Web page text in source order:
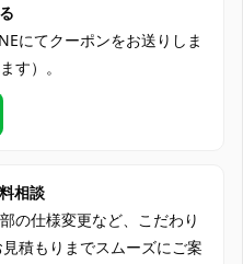
営業日、配送に5～7営業日
く）、合計で12～22営業日程
ード（VISA、Master、JCB、
同人イベント、アニメ／漫画
ロウィン仮装、テーマパーク
信・TikTok・SNS撮影、握手
にてクーポンをお送りしま
す）。
相談
の仕様変更など、こだわり
積もりまでスムーズにご案